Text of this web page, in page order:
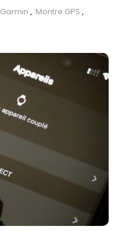
Garmin , Montre GPS ,